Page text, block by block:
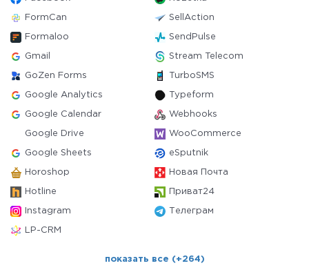
FormCan SellAction
Formaloo SendPulse
Gmail Stream Telecom
GoZen Forms TurboSMS
Google Analytics Typeform
Google Calendar Webhooks
Google Drive WooCommerce
Google Sheets eSputnik
Horoshop Новая Почта
Hotline Приват24
Instagram Телеграм
LP-CRM
показать все (+264)